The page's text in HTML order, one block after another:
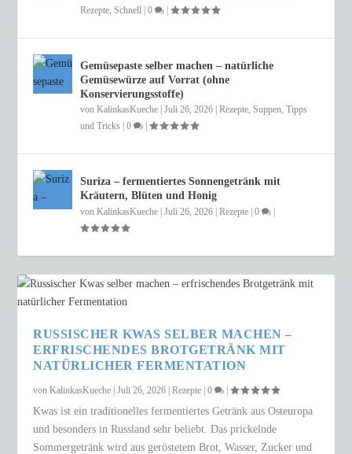
Rezepte,Schnell |0 |
Gemüsepaste selber machen – natürliche
Gemüsewürze auf Vorrat (ohne
Konservierungsstoffe)
vonKalinkasKueche |Juli 26, 2026 |Rezepte,Suppen,Tipps
und Tricks
|0 |
Suriza – fermentiertes Sonnengetränk mit
Kräutern, Blüten und Honig
vonKalinkasKueche |Juli 26, 2026 |Rezepte |0
RUSSISCHER KWAS SELBER MACHEN –
ERFRISCHENDES BROTGETRÄNK MIT
NATÜRLICHER FERMENTATION
vonKalinkasKueche |Juli 26, 2026 |Rezepte |0 |
Kwas ist ein traditionelles fermentiertes Getränk aus Osteuropa
und besonders in Russland sehr beliebt. Das prickelnde
Sommergetränk wird aus geröstetem Brot, Wasser, Zucker und